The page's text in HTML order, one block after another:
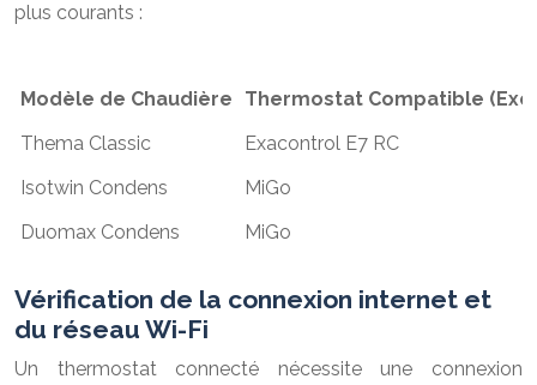
plus courants :
Modèle de Chaudière
Thermostat Compatible
Thema Classic
Exacontrol E7 RC
Isotwin Condens
MiGo
Duomax Condens
MiGo
Vérification de la connexion internet et
du réseau Wi-Fi
Un thermostat connecté nécessite une connexion